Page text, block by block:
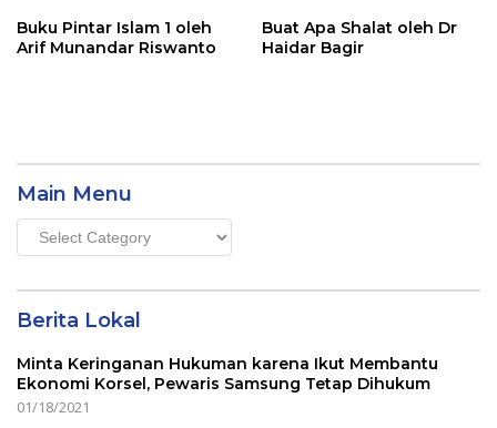
Buku Pintar Islam 1 oleh
Arif Munandar Riswanto
Buat Apa Shalat oleh Dr
Haidar Bagir
Main Menu
Main
Menu
Berita Lokal
Minta Keringanan Hukuman karena Ikut Membantu
Ekonomi Korsel, Pewaris Samsung Tetap Dihukum
01/18/2021